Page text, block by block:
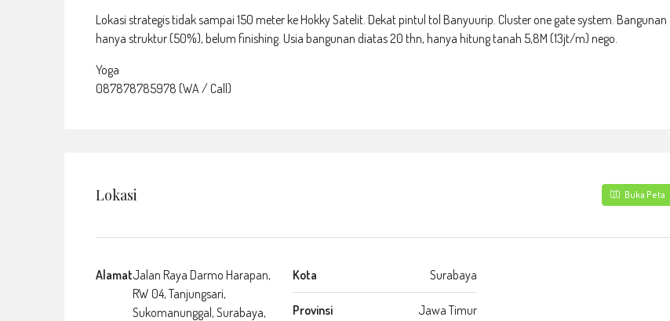
Lokasi strategis tidak sampai 150 meter ke Hokky Satelit. Dekat pintul tol Banyuurip. Cluster one gate system. Bangunan
hanya struktur (50%), belum finishing. Usia bangunan diatas 20 thn, hanya hitung tanah 5,8M (13jt/m) nego.
Yoga
087878785978 (WA / Call)
Lokasi Buka Peta
AlamatJalan Raya Darmo Harapan,
RW 04, Tanjungsari,
Sukomanunggal, Surabaya,
Kota Surabaya
Provinsi Jawa Timur